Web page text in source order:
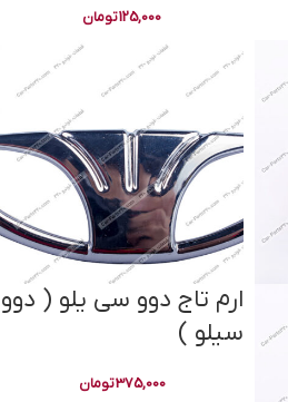
125,000تومان
ارم تاج دوو سی یلو ( دوو
سیلو )
375,000تومان